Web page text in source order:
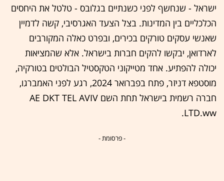
ישראל - שנחשף לפני כשנתיים בגלובס - טלטל את היחסים
הכלכליים בין המדינות. בצל הצעד האגרסיבי, קשה לדמיין
שאנשי עסקים טורקים בכירים, ובפרט כאלה המקורבים
לארדואן, יבקשו להקים חברות בישראל. אלא שהמציאות
יכולה להפתיע. אחד מטייקוני הטקסטיל הבולטים בטורקיה,
מוסטפא דניזר, פתח בפברואר 2024, רגע לפני האמברגו,
חברה רשמית בישראל תחת השם AE DKT TEL AVIV
LTD.ww.
- פרסומת -